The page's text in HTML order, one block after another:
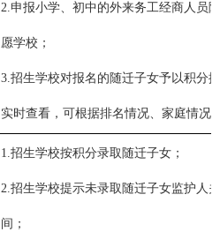
2.申报小学、初中的外来务工经商人员
愿学校；
3.招生学校对报名的随迁子女予以积分
实时查看，可根据排名情况、家庭情况
1.招生学校按积分录取随迁子女；
2.招生学校提示未录取随迁子女监护人
间；